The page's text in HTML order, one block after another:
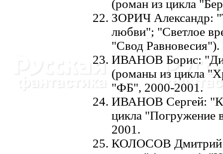
(роман из цикла
ЗОРИЧ Александр:
любви"; "Светлое
"Свод
ИВАHОВ Борис:
(романы из цикла
"ФБ", 2000-2001.
ИВАHОВ Сергей:
цикла
2001.
КОЛОСОВ Дмитрий: